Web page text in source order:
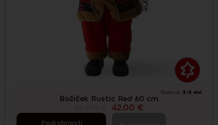
Dostava: 2-3 dni
Božiček Rustic Red 60 cm
42.00 €
Podrobnosti